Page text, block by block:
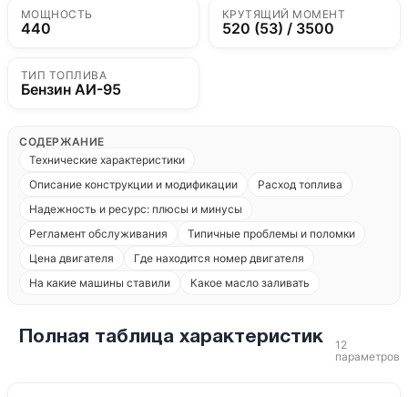
МОЩНОСТЬ
440
КРУТЯЩИЙ МОМЕНТ
520 (53) / 3500
ТИП ТОПЛИВА
Бензин АИ-95
СОДЕРЖАНИЕ
Технические характеристики
Описание конструкции и модификации
Расход топлива
Надежность и ресурс: плюсы и минусы
Регламент обслуживания
Типичные проблемы и поломки
Цена двигателя
Где находится номер двигателя
На какие машины ставили
Какое масло заливать
Полная таблица характеристик
12
параметров